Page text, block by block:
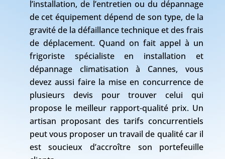
l’installation, de l’entretien ou du dépannage
de cet équipement dépend de son type, de la
gravité de la défaillance technique et des frais
de déplacement. Quand on fait appel à un
frigoriste spécialiste en installation et
dépannage climatisation à Cannes, vous
devez aussi faire la mise en concurrence de
plusieurs devis pour trouver celui qui
propose le meilleur rapport-qualité prix. Un
artisan proposant des tarifs concurrentiels
peut vous proposer un travail de qualité car il
est soucieux d’accroître son portefeuille